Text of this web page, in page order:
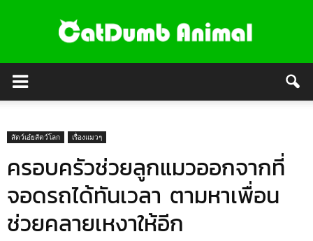
สัตว์เอ๋ยสัตว์โลก เรื่องแมวๆ
ครอบครัวช่วยลูกแมวออกจากที่
จอดรถได้ทันเวลา ตามหาเพื่อน
ช่วยคลายเหงาให้อีก